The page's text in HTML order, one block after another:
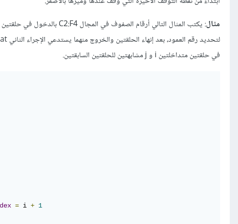
مثال
في حلقتين متداخلتين i و j مشابهتين للحلقتين السابقتين.
= i + 1